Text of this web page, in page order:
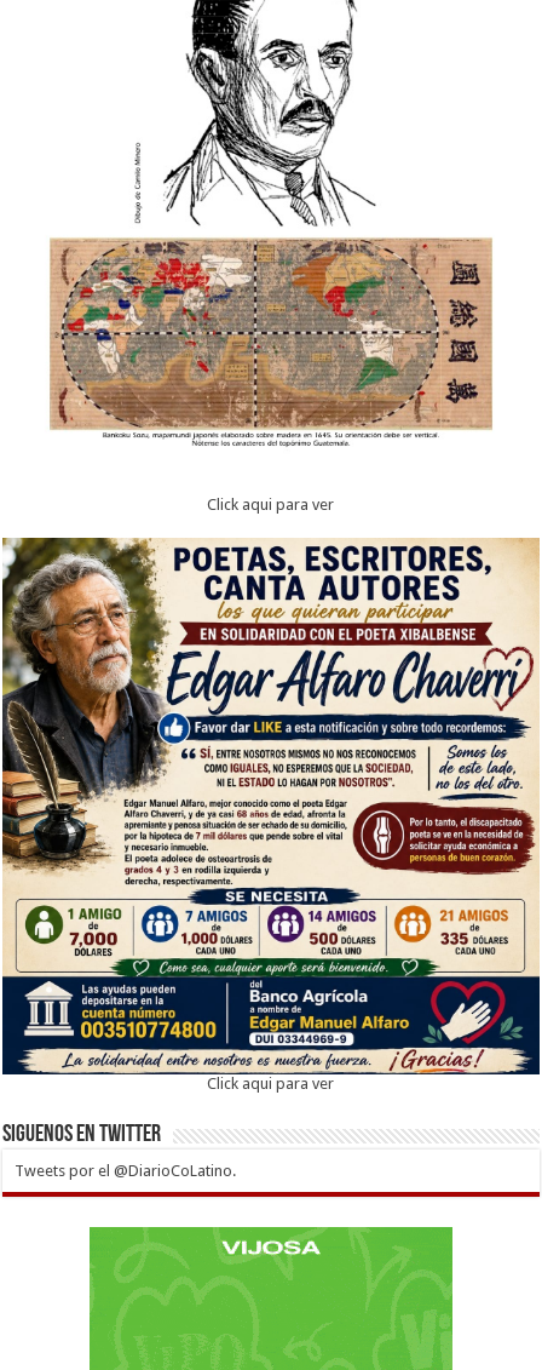
Click aqui para ver
Click aqui para ver
Siguenos en twitter
Tweets por el @DiarioCoLatino.